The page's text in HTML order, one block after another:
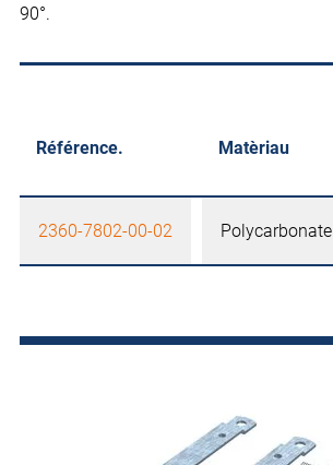
90°.
Référence. Matèriau
2360-7802-00-02 Polycarbonate